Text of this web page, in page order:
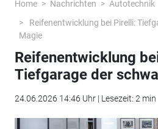
Home Nachrichten
Autotechnik
Reifenentwicklung bei Pirelli:
Magie
Reifenentwicklung
Tiefgarage der
24.06.2026 14:46 Uhr | Lesezeit: 2 min